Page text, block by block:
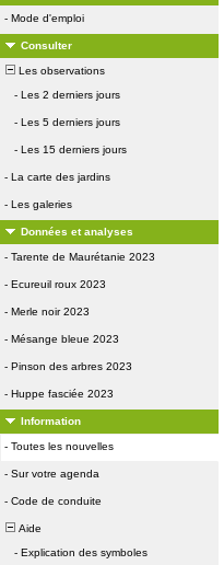
- Mode d'emploi
Consulter
Les observations
- Les 2 derniers jours
- Les 5 derniers jours
- Les 15 derniers jours
- La carte des jardins
- Les galeries
Données et analyses
- Tarente de Maurétanie 2023
- Ecureuil roux 2023
- Merle noir 2023
- Mésange bleue 2023
- Pinson des arbres 2023
- Huppe fasciée 2023
Information
- Toutes les nouvelles
- Sur votre agenda
- Code de conduite
Aide
- Explication des symboles